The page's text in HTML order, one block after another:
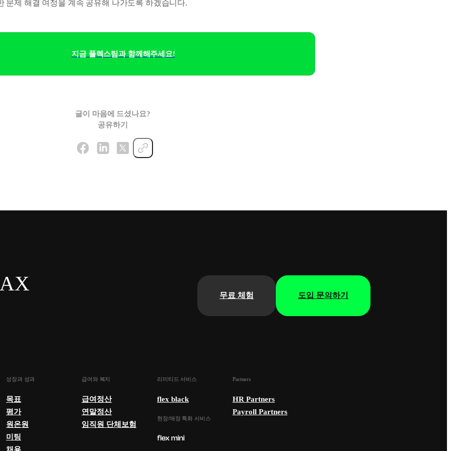
문제 해결 여정을 계속 공유해 나가도록 하겠습니다.
지금 플렉스팀과 함께해주세요!
글이 마음에 드셨나요?
공유하기
무료 체험 도입 문의하기
성장과 성과
목표
평가
원온원
미팅
채용
급여와 복지
급여정산
연말정산
임직원 단체보험
리미티드 서비스
flex black
현장/매장 특화 서비스
Partners
HR Partners
Payroll Partners